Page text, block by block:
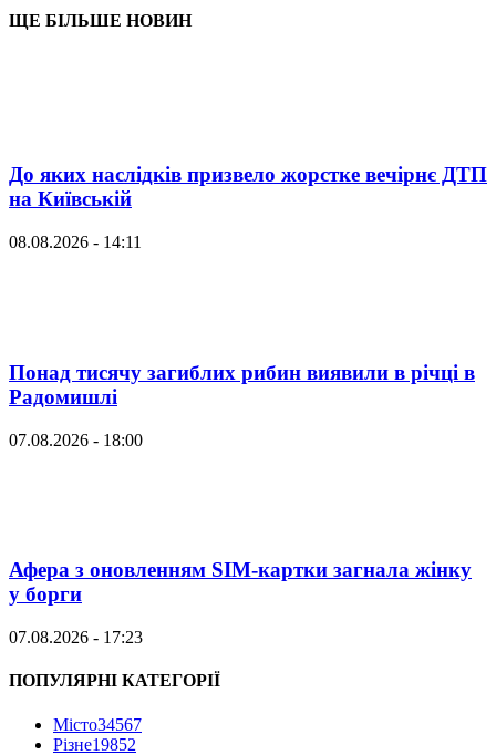
ЩЕ БІЛЬШЕ НОВИН
До яких наслідків призвело жорстке вечірнє ДТП
на Київській
08.08.2026 - 14:11
Понад тисячу загиблих рибин виявили в річці в
Радомишлі
07.08.2026 - 18:00
Афера з оновленням SIM-картки загнала жінку
у борги
07.08.2026 - 17:23
ПОПУЛЯРНІ КАТЕГОРІЇ
Місто34567
Різне19852